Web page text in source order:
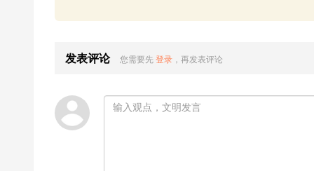
发表评论 您需要先 登录 ，再发表评论